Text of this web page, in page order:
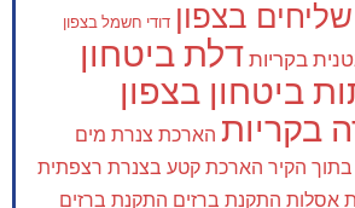
בצפון דודי חשמל בצפון
בקריות דלת ביטחון
ביטחון בצפון
בקריות הארכת צנרת מים
הקיר הארכת קטע בצנרת רצפתית
אסלות התקנת ברזים התקנת ברזים